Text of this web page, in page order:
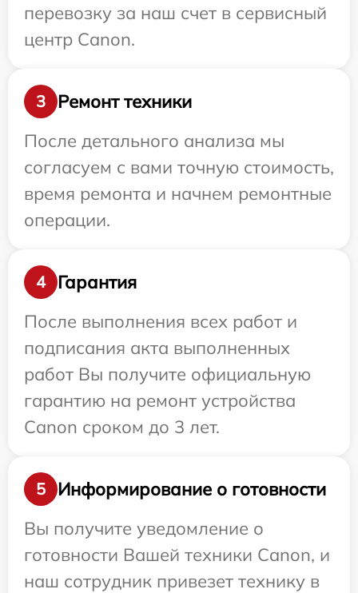
перевозку за наш счет в сервисный
центр Canon.
3
Ремонт техники
После детального анализа мы
согласуем с вами точную стоимость,
время ремонта и начнем ремонтные
операции.
4
Гарантия
После выполнения всех работ и
подписания акта выполненных
работ Вы получите официальную
гарантию на ремонт устройства
Canon сроком до 3 лет.
5
Информирование о готовности
Вы получите уведомление о
готовности Вашей техники Canon, и
наш сотрудник привезет технику в